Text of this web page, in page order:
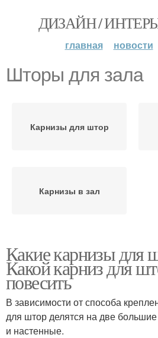
ДИЗАЙН /
главная новости
Шторы для зала
Карнизы для штор
Карнизы в зал
Какие карнизы для
Какой карниз для
повесить
В зависимости от способа
для штор делятся на две
и настенные.